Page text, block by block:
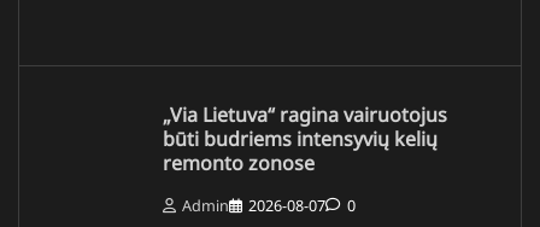
„Via Lietuva“ ragina vairuotojus
būti budriems intensyvių kelių
remonto zonose
Admin 2026-08-07 0